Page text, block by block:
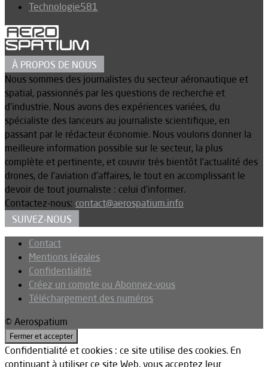
Technologie581
À PROPOS DE NOUS
Nous sommes des journalistes du secteur aéronautique et
spatial, passionnés par les questions de recherche et
d’industrie. Nous avons des expériences variées, du
spécialiste des lanceurs au journaliste scientifique, en
passant par le rédacteur économie. Nous voulons donner la
meilleure information possible sur le secteur, la plus
complète et pertinente, et couvrir très bientôt l’actualité des
drones, de l’aviation d’affaires, le tout en accomplissant le
devoir de tout journaliste : celui d’informer.
Contactez-nous: contact@aerospatium.info
SUIVEZ-NOUS
Contact
Mentions légales
Confidentialité
Créez un compte ou Abonnez-vous
Téléchargement des numéros
© Aerospatium
Confidentialité et cookies : ce site utilise des cookies. En
continuant à utiliser ce site Web, vous acceptez leur